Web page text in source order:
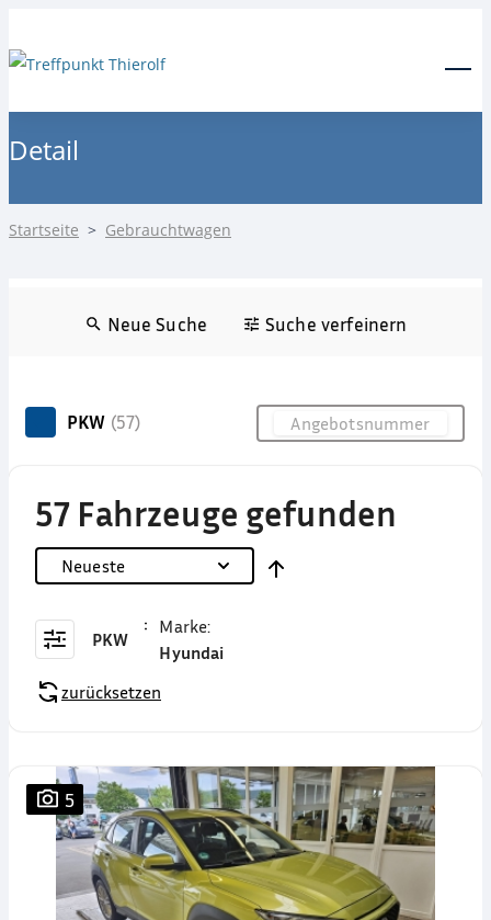
Detail
Startseite > Gebrauchtwagen
Neue Suche Suche verfeinern
PKW (57)
57 Fahrzeuge gefunden
Neueste
PKW
Marke:
Hyundai
zurücksetzen
5